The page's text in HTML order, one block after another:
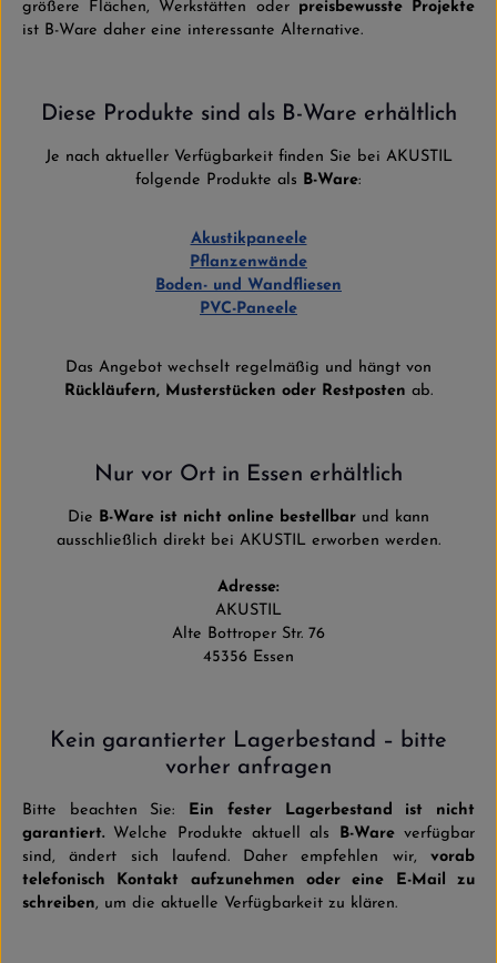
größere Flächen, Werkstätten oder preisbewusste Projekte
ist B-Ware daher eine interessante Alternative.
Diese Produkte sind als B-Ware erhältlich
Je nach aktueller Verfügbarkeit finden Sie bei AKUSTIL
folgende Produkte als B-Ware:
Akustikpaneele
Pflanzenwände
Boden- und Wandfliesen
PVC-Paneele
Das Angebot wechselt regelmäßig und hängt von
Rückläufern, Musterstücken oder Restposten ab.
Nur vor Ort in Essen erhältlich
Die B-Ware ist nicht online bestellbar und kann
ausschließlich direkt bei AKUSTIL erworben werden.
Adresse:
AKUSTIL
Alte Bottroper Str. 76
45356 Essen
Kein garantierter Lagerbestand – bitte
vorher anfragen
Bitte beachten Sie: Ein fester Lagerbestand ist nicht
garantiert. Welche Produkte aktuell als B-Wareverfügbar
sind, ändert sich laufend. Daher empfehlen wir, vorab
telefonisch Kontakt aufzunehmen oder eine E-Mail zu
schreiben, um die aktuelle Verfügbarkeit zu klären.